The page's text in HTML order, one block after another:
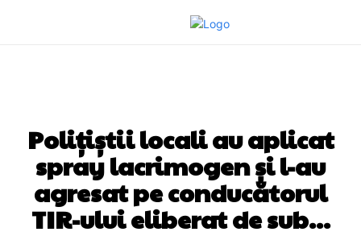
Polițiștii locali au aplicat
spray lacrimogen și l-au
agresat pe conducătorul
TIR-ului eliberat de sub…